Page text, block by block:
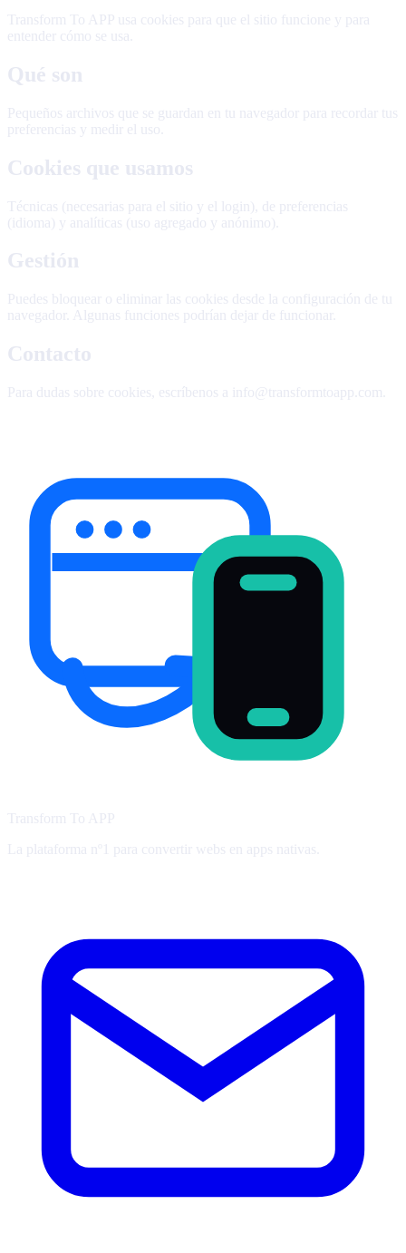
Transform To APP usa cookies para que el sitio funcione y para
entender cómo se usa.
Qué son
Pequeños archivos que se guardan en tu navegador para recordar tus
preferencias y medir el uso.
Cookies que usamos
Técnicas (necesarias para el sitio y el login), de preferencias
(idioma) y analíticas (uso agregado y anónimo).
Gestión
Puedes bloquear o eliminar las cookies desde la configuración de tu
navegador. Algunas funciones podrían dejar de funcionar.
Contacto
Para dudas sobre cookies, escríbenos a info@transformtoapp.com
Transform To APP
La plataforma nº1 para convertir webs en apps nativas.